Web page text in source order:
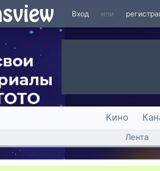
Вход или
Кино
Лента